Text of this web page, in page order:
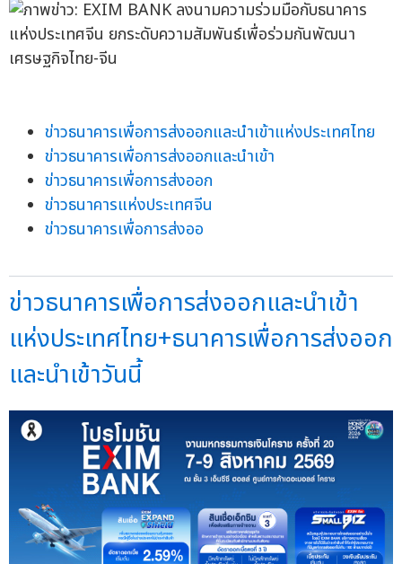
ข่าวธนาคารเพื่อการส่งออกและนำเข้าแห่งประเทศไทย
ข่าวธนาคารเพื่อการส่งออกและนำเข้า
ข่าวธนาคารเพื่อการส่งออก
ข่าวธนาคารแห่งประเทศจีน
ข่าวธนาคารเพื่อการส่งออ
ข่าวธนาคารเพื่อการส่งออกและนำเข้า
แห่งประเทศไทย+ธนาคารเพื่อการส่งออก
และนำเข้าวันนี้